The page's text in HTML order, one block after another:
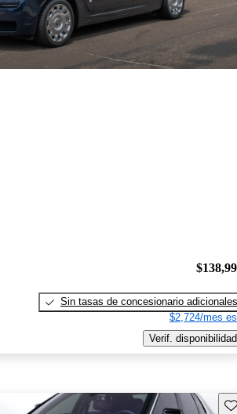
Sin tasas de concesionario adicionales
$2,724/mes
Verif. disponibilidad